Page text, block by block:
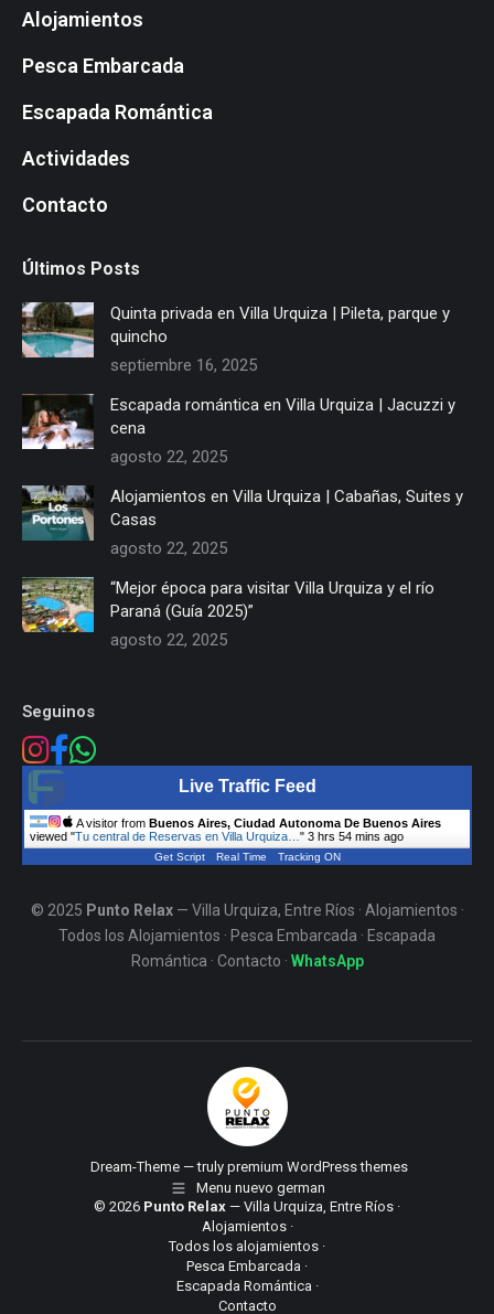
opens
new
window
opens
new
window
opens
new
window
opens
new
window
new
windowwindow
Alojamientos
Pesca Embarcada
Escapada Romántica
Actividades
Contacto
Últimos Posts
Quinta privada en Villa Urquiza | Pileta, parque y
quincho
septiembre 16, 2025
Escapada romántica en Villa Urquiza | Jacuzzi y
cena
agosto 22, 2025
Alojamientos en Villa Urquiza | Cabañas, Suites y
Casas
agosto 22, 2025
“Mejor época para visitar Villa Urquiza y el río
Paraná (Guía 2025)”
agosto 22, 2025
Seguinos
Live Traffic Feed
A visitor from Buenos Aires, Ciudad Autonoma De Buenos Aires
viewed "Tu central de Reservas en Villa Urquiza… " 3 hrs 55 mins ago
Get Script Real Time Tracking ON
© 2025 Punto Relax— Villa Urquiza, Entre Ríos · Alojamientos ·
Todos los Alojamientos · Pesca Embarcada · Escapada
Romántica · Contacto · WhatsApp
Dream-Theme — truly premium WordPress themes
Menu nuevo german
© 2026 Punto Relax — Villa Urquiza, Entre Ríos ·
Alojamientos·
Todos los alojamientos ·
Pesca Embarcada ·
Escapada Romántica ·
Contacto